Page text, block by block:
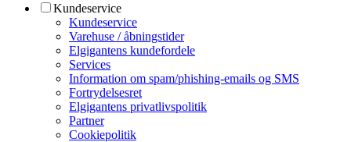
Kundeservice
Kundeservice
Varehuse / åbningstider
Elgigantens kundefordele
Services
Information om spam/phishing-emails og SMS
Fortrydelsesret
Elgigantens privatlivspolitik
Partner
Cookiepolitik